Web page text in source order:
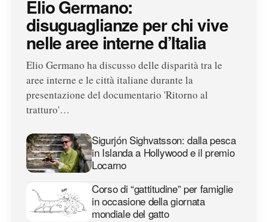
Elio Germano:
disuguaglianze per chi vive
nelle aree interne d’Italia
Elio Germano ha discusso delle disparità tra le
aree interne e le città italiane durante la
presentazione del documentario 'Ritorno al
tratturo'…
Sigurjón Sighvatsson: dalla pesca
in Islanda a Hollywood e il premio
Locarno
Corso di “gattitudine” per famiglie
in occasione della giornata
mondiale del gatto